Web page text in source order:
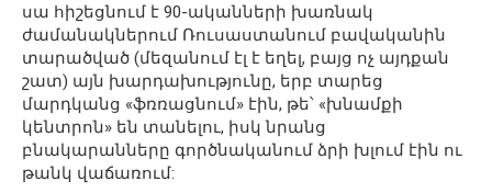
սա հիշեցնում է 90-ականների խառնակ
ժամանակներում Ռուսաստանում բավականին
տարածված (մեզանում էլ է եղել, բայց ոչ այդքան
շատ) այն խարդախությունը, երբ տարեց
մարդկանց «ֆռռացնում» էին, թե՝ «խնամքի
կենտրոն» են տանելու, իսկ նրանց
բնակարանները գործնականում ձրի խլում էին ու
թանկ վաճառում: